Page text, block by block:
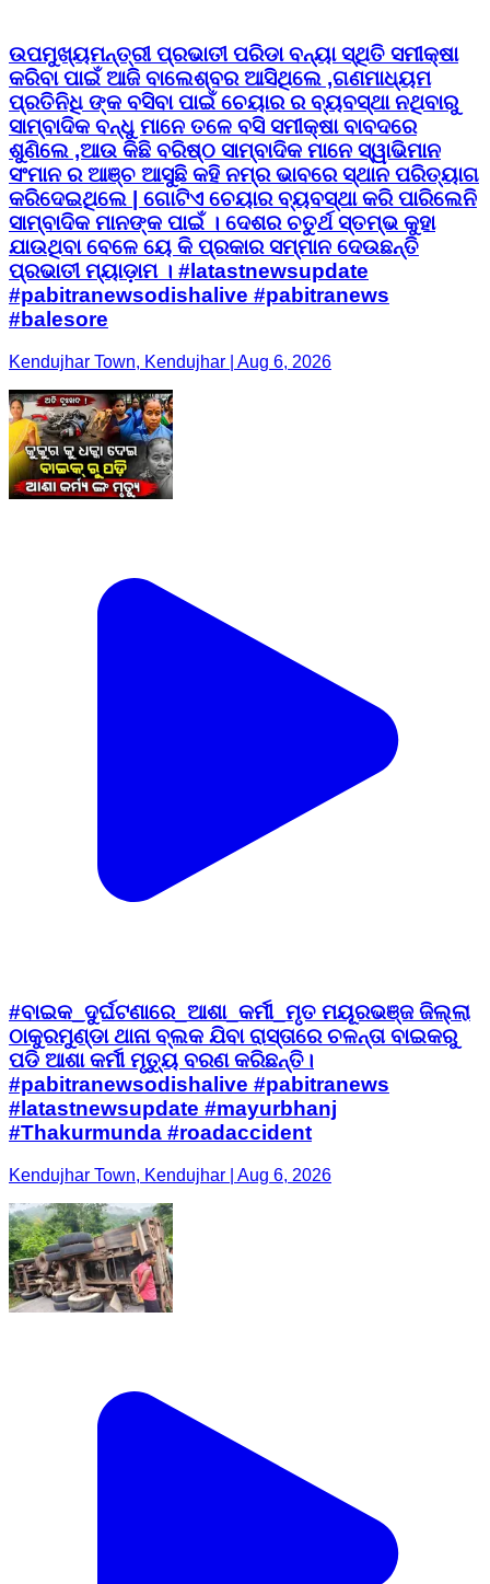
ଉପମୁଖ୍ୟମନ୍ତ୍ରୀ ପ୍ରଭାତୀ ପରିଡା ବନ୍ୟା ସ୍ଥିତି ସମୀକ୍ଷା
କରିବା ପାଇଁ ଆଜି ବାଲେଶ୍ବର ଆସିଥିଲେ ,ଗଣମାଧ୍ୟମ
ପ୍ରତିନିଧି ଙ୍କ ବସିବା ପାଇଁ ଚେୟାର ର ବ୍ୟବସ୍ଥା ନଥିବାରୁ
ସାମ୍ବାଦିକ ବନ୍ଧୁ ମାନେ ତଳେ ବସି ସମୀକ୍ଷା ବାବଦରେ
ଶୁଣିଲେ ,ଆଉ କିଛି ବରିଷ୍ଠ ସାମ୍ବାଦିକ ମାନେ ସ୍ୱାଭିମାନ
ସଂମାନ ର ଆଞ୍ଚ ଆସୁଛି କହି ନମ୍ର ଭାବରେ ସ୍ଥାନ ପରିତ୍ୟାଗ
କରିଦେଇଥିଲେ | ଗୋଟିଏ ଚେୟାର ବ୍ୟବସ୍ଥା କରି ପାରିଲେନି
ସାମ୍ବାଦିକ ମାନଙ୍କ ପାଇଁ । ଦେଶର ଚତୁର୍ଥ ସ୍ତମ୍ଭ କୁହା
ଯାଉଥିବା ବେଳେ ୟେ କି ପ୍ରକାର ସମ୍ମାନ ଦେଉଛନ୍ତି
ପ୍ରଭାତୀ ମ୍ୟାଡ଼ାମ । #latastnewsupdate
#pabitranewsodishalive #pabitranews
#balesore
Kendujhar Town, Kendujhar | Aug 6, 2026
#ବାଇକ_ଦୁର୍ଘଟଣାରେ_ଆଶା_କର୍ମୀ_ମୃତ ମୟୂରଭଞ୍ଜ ଜିଲ୍ଲା
ଠାକୁରମୁଣ୍ଡା ଥାନା ବ୍ଲକ ଯିବା ରାସ୍ତାରେ ଚଳନ୍ତା ବାଇକରୁ
ପଡି ଆଶା କର୍ମୀ ମୃତ୍ୟୁ ବରଣ କରିଛନ୍ତି।
#pabitranewsodishalive #pabitranews
#latastnewsupdate #mayurbhanj
#Thakurmunda #roadaccident
Kendujhar Town, Kendujhar | Aug 6, 2026